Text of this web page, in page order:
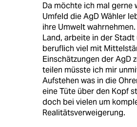
Da möchte ich mal gerne
Umfeld die AgD Wähler
ihre Umwelt
Land, arbeite in der
beruflich viel mit
Einschätzungen der AgD
teilen müsste ich mir
Aufstehen was in die
eine Tüte über den Kopf
doch bei vielen um
Realitätsverweigerung.